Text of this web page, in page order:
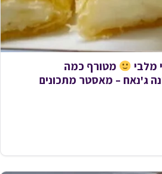
מלבי
מטורף כמה
ג'נאח – מאסטר מתכונים